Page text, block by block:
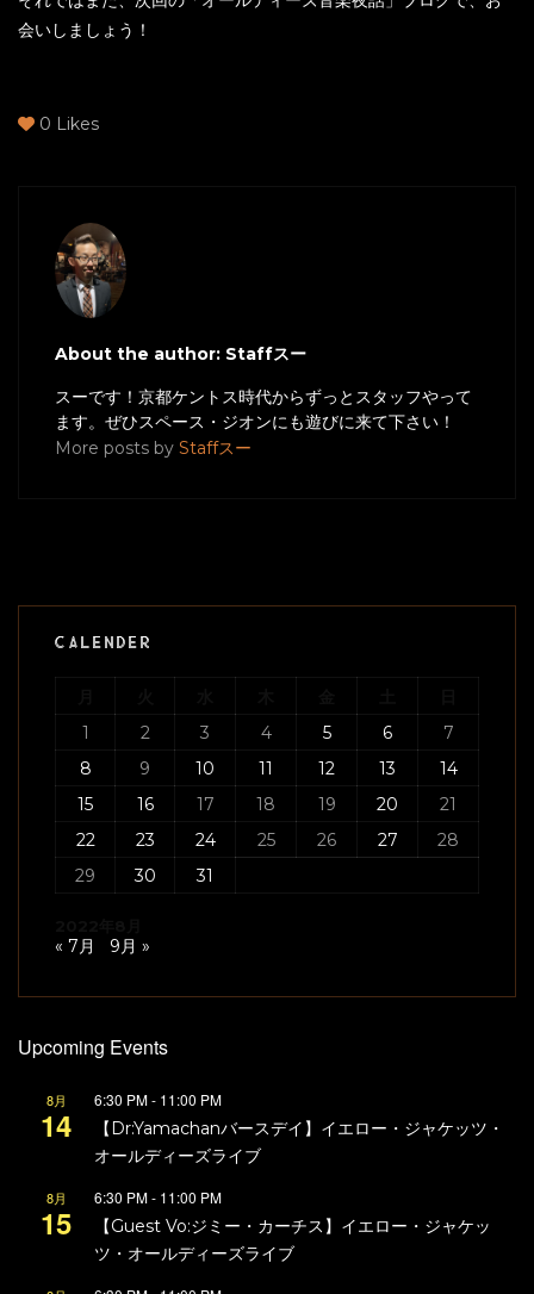
会いしましょう！
0 Likes
About the author: Staffスー
スーです！京都ケントス時代からずっとスタッフやって
ます。ぜひスペース・ジオンにも遊びに来て下さい！
More posts by Staffスー
CALENDER
1
2 3 4 5 6
7
8
9 10 11 12 13
14
15
16 17 18 19 20
21
22
23 24 25 26 27
28
29
30 31
« 7月 9月 »
Upcoming Events
8月
14
6:30 PM- 11:00 PM
【Dr:Yamachanバースデイ】イエロー・ジャケッツ・
オールディーズライブ
8月
15
6:30 PM- 11:00 PM
【Guest Vo:ジミー・カーチス】イエロー・ジャケッ
ツ・オールディーズライブ